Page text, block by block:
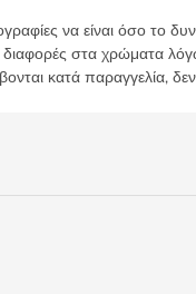
να είναι όσο το
στα χρώματα
κατά παραγγελία,